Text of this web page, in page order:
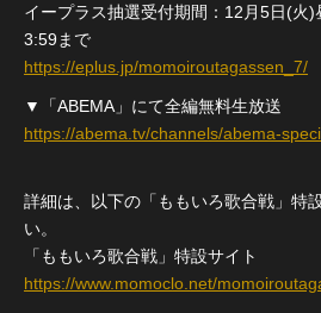
イープラス抽選受付期間：12月5日(火
3:59まで
https://eplus.jp/momoiroutagassen_7/
▼「ABEMA」にて全編無料生放送
https://abema.tv/channels/abema-
詳細は、以下の「ももいろ歌合戦」特
い。
「ももいろ歌合戦」特設サイト
https://www.momoclo.net/